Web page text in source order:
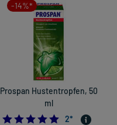
-14%*
Prospan Hustentropfen, 50
ml
5.0
2*